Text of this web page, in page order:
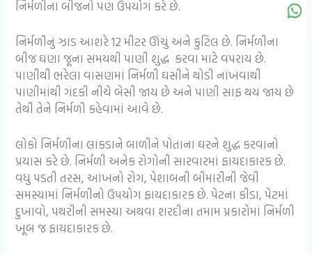
નિર્મળીના બીજનો પણ ઉપયોગ કરે છે.
નિર્મળીનું ઝાડ આશરે 12 મીટર ઊંચું અને કુટિલ છે. નિર્મળીના
બીજ ઘણા જૂના સમયથી પાણી શુદ્ધ કરવા માટે વપરાય છે.
પાણીથી ભરેલા વાસણમાં નિર્મળી ઘસીને થોડી નાંખવાથી
પાણીમાંથી ગંદકી નીચે બેસી જાય છે અને પાણી સાફ થય જાય છે
તેથી તેને નિર્મળી કહેવામાં આવે છે.
લોકો નિર્મળીના લાકડાને બાળીને પોતાના ઘરને શુદ્ધ કરવાનો
પ્રયાસ કરે છે. નિર્મળી અનેક રોગોની સારવારમાં ફાયદાકારક છે.
વધુ પડતી તરસ, આંખનો રોગ, પેશાબની બીમારીની જેવી
સમસ્યામાં નિર્મળીનો ઉપયોગ ફાયદાકારક છે. પેટના કીડા, પેટમાં
દુખાવો, પથરીની સમસ્યા અથવા શરદીના તમામ પ્રકારોમાં નિર્મળી
ખૂબ જ ફાયદાકારક છે.